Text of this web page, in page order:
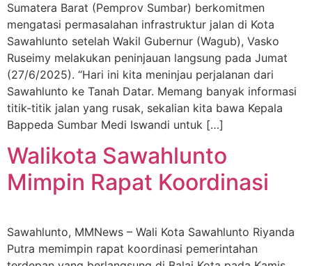
Sumatera Barat (Pemprov Sumbar) berkomitmen
mengatasi permasalahan infrastruktur jalan di Kota
Sawahlunto setelah Wakil Gubernur (Wagub), Vasko
Ruseimy melakukan peninjauan langsung pada Jumat
(27/6/2025). “Hari ini kita meninjau perjalanan dari
Sawahlunto ke Tanah Datar. Memang banyak informasi
titik-titik jalan yang rusak, sekalian kita bawa Kepala
Bappeda Sumbar Medi Iswandi untuk […]
Walikota Sawahlunto
Mimpin Rapat Koordinasi
Sawahlunto, MMNews – Wali Kota Sawahlunto Riyanda
Putra memimpin rapat koordinasi pemerintahan